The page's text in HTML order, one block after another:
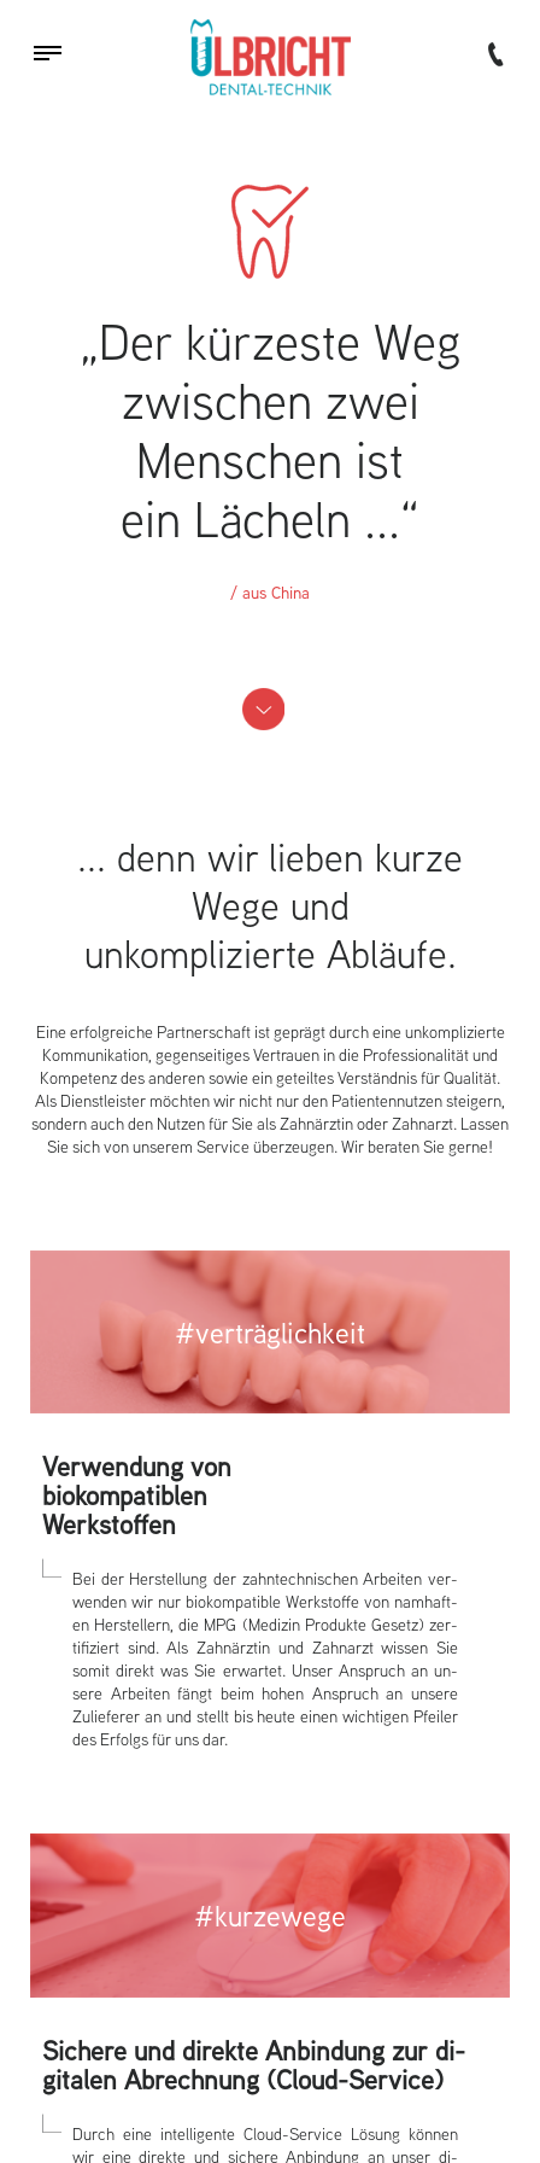
„Der kürzeste Weg
zwischen zwei
Menschen ist
ein Lächeln ...“
/ aus China
... denn wir lieben kurze
Wege und
unkomplizierte Abläufe.
Eine erfolgreiche Partnerschaft ist geprägt durch eine unkomplizierte
Kommunikation, gegenseitiges Vertrauen in die Professionalität und
Kompetenz des anderen sowie ein geteiltes Verständnis für Qualität.
Als Dienstleister möchten wir nicht nur den Patientennutzen steigern,
sondern auch den Nutzen für Sie als Zahnärztin oder Zahnarzt. Lassen
Sie sich von unserem Service überzeugen. Wir beraten Sie gerne!
#vert­räg­lichkeit
Ver­wendung von
bi­okom­patibl­en
Werkstoff­en
Bei der Herstel­lung der zahntechnisch­en Ar­beit­en ver­
wend­en wir nur bi­okom­patib­le Werkstof­fe von nam­haft­
en Herstel­lern, die MPG (Medizin Pro­duk­te Gesetz) zer­
tifiziert sind. Als Zahnärztin und Zah­narzt wiss­en Sie
somit di­rekt was Sie er­wartet. Unser An­spruch an un­
sere Ar­beit­en fängt beim hohen An­spruch an un­sere
Zuliefer­er an und stellt bis heute einen wichtig­en Pfeil­er
des Er­folgs für uns dar.
#kur­zewege
Sic­here und di­rek­te An­bin­dung zur di­
gital­en Ab­rechnung (Cloud-Service)
Durch eine in­tel­ligen­te Cloud-Service Lösung können
wir eine di­rek­te und sic­here An­bin­dung an unser di­